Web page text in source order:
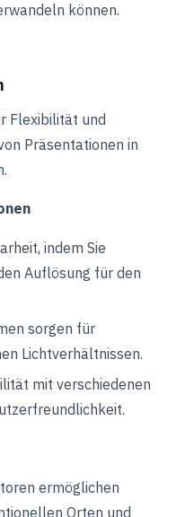
können.
Flexibilität und
Präsentationen in
indem Sie
Auflösung für den
sorgen für
Lichtverhältnissen.
mit verschiedenen
ermöglichen
Orten und